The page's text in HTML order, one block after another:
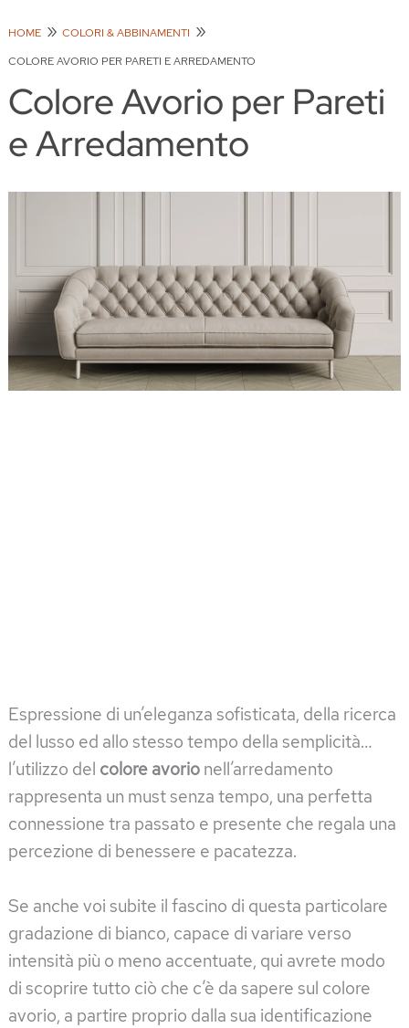
HOME
COLORI & ABBINAMENTI
COLORE AVORIO PER PARETI E ARREDAMENTO
Colore Avorio per Pareti
e Arredamento
Espressione di un’eleganza sofisticata, della ricerca
del lusso ed allo stesso tempo della semplicità…
l’utilizzo del colore avorio nell’arredamento
rappresenta un must senza tempo, una perfetta
connessione tra passato e presente che regala una
percezione di benessere e pacatezza.
Se anche voi subite il fascino di questa particolare
gradazione di bianco, capace di variare verso
intensità più o meno accentuate, qui avrete modo
di scoprire tutto ciò che c’è da sapere sul colore
avorio, a partire proprio dalla sua identificazione